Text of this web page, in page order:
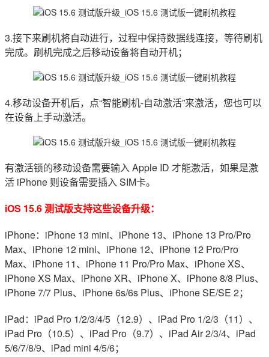
3.接下来刷机将自动进行，过程中保持数据线连接，等待刷机
完成。刷机完成之后移动设备将自动开机；
4.移动设备开机后，点“智能刷机-自动激活”来激活，您也可以
在设备上手动激活。
有激活锁的移动设备需要输入 Apple ID 才能激活，如果是激
活 iPhone 则设备需要插入 SIM卡。
iOS 15.6 测试版支持这些设备升级：
iPhone：iPhone 13 mini、iPhone 13、iPhone 13 Pro/Pro
Max、iPhone 12 mini、iPhone 12、iPhone 12 Pro/Pro
Max、iPhone 11、iPhone 11 Pro/Pro Max、iPhone XS、
iPhone XS Max、iPhone XR、iPhone X、iPhone 8/8 Plus、
iPhone 7/7 Plus、iPhone 6s/6s Plus、iPhone SE/SE 2；
iPad：iPad Pro 1/2/3/4/5（12.9）、iPad Pro 1/2/3（11）、
iPad Pro（10.5）、iPad Pro（9.7）、iPad Air 2/3/4、iPad
5/6/7/8/9、iPad mini 4/5/6；